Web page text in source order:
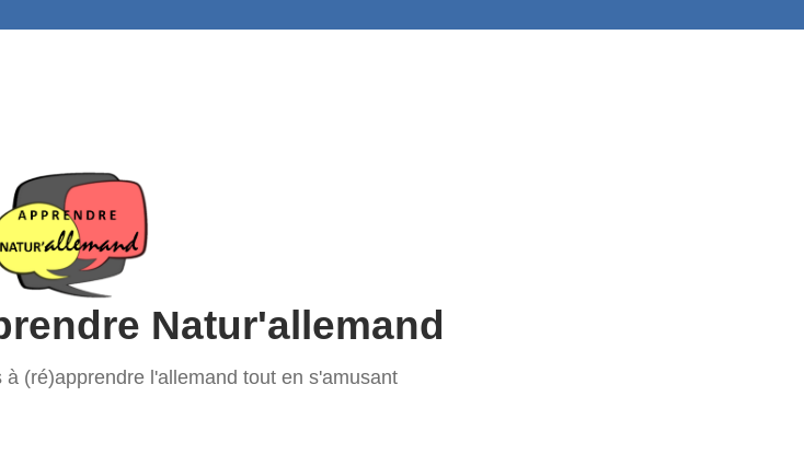
Natur'allemand
(ré)apprendre l'allemand tout en s'amusant